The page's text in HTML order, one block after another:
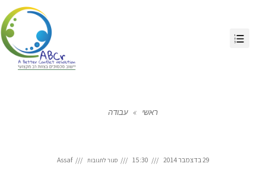
ראשי » עבודה
29 בדצמבר 2014 15:30 סגור לתגובות Assaf